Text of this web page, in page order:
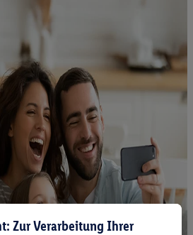
Zur Verarbeitung Ihrer